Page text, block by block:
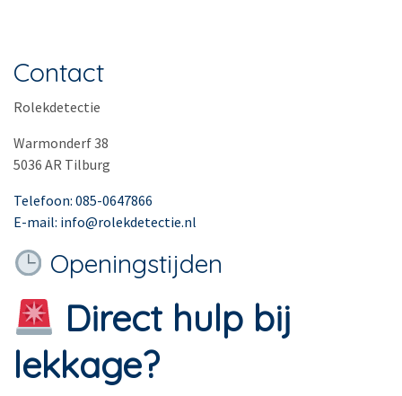
Contact
Rolekdetectie
Warmonderf 38
5036 AR Tilburg
Telefoon: 085-0647866
E-mail: info@rolekdetectie.nl
Openingstijden
Direct hulp bij
lekkage?